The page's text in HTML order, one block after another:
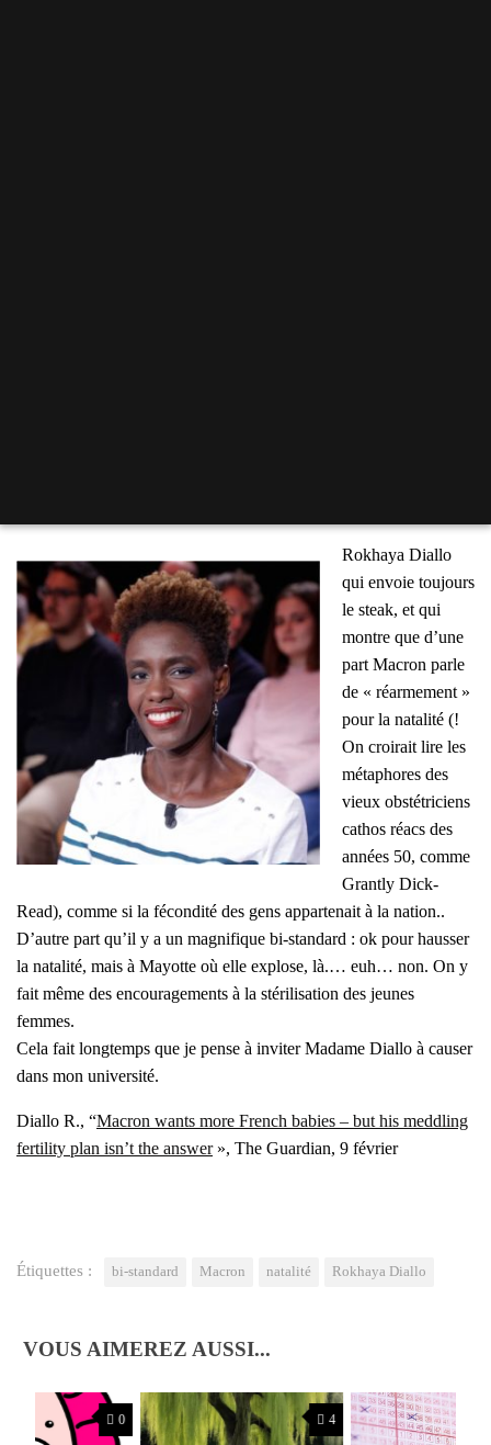
Rokhaya Dial­lo
qui envoie tou­jours
le steak, et qui
montre que d’une
part Macron parle
de « réar­me­ment »
pour la nata­li­té (!
On croi­rait lire les
méta­phores des
vieux obs­té­tri­ciens
cathos réacs des
années 50, comme
Grant­ly Dick-
Read), comme si la fécon­di­té des gens appar­te­nait à la nation..
D’autre part qu’il y a un magni­fique bi-stan­dard : ok pour haus­ser
la nata­li­té, mais à Mayotte où elle explose, là.… euh… non. On y
fait même des encou­ra­ge­ments à la sté­ri­li­sa­tion des jeunes
femmes.
Cela fait long­temps que je pense à invi­ter Madame Dial­lo à cau­ser
dans mon uni­ver­si­té.
Dial­lo R., “Macron wants more French babies – but his medd­ling
fer­ti­li­ty plan isn’t the ans­wer», The Guar­dian, 9 février
Étiquettes : bi-standard Macron natalité Rokhaya Diallo
VOUS AIMEREZ AUSSI...
4
0